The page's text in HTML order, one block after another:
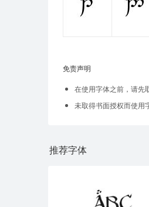
免责声明
在使用字体之前，请先
未取得书面授权而使用
推荐字体